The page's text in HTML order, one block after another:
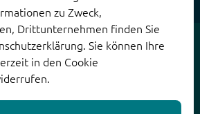
zu Zweck,
Drittunternehmen finden Sie
Sie können Ihre
in den Cookie